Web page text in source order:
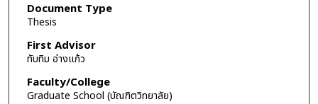
Document Type
Thesis
First Advisor
ทับทิม อ่างแก้ว
Faculty/College
Graduate School (บัณฑิตวิทยาลัย)